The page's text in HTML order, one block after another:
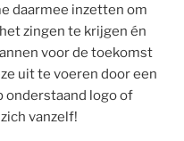
daarmee inzetten om
zingen te krijgen én
voor de toekomst
uit te voeren door een
onderstaand logo of
vanzelf!